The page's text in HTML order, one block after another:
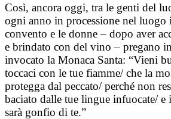
Così, ancora oggi, tra le genti del
ogni anno in processione nel luogo
convento e le donne – dopo aver
e brindato con del vino – pregano
invocato la Monaca Santa: “Vieni
toccaci con le tue fiamme/ che la
protegga dal peccato/ perché non
baciato dalle tue lingue infuocate/ e
sarà gonfio di te.”